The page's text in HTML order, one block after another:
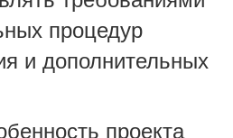
процедур
и дополнительных
проекта